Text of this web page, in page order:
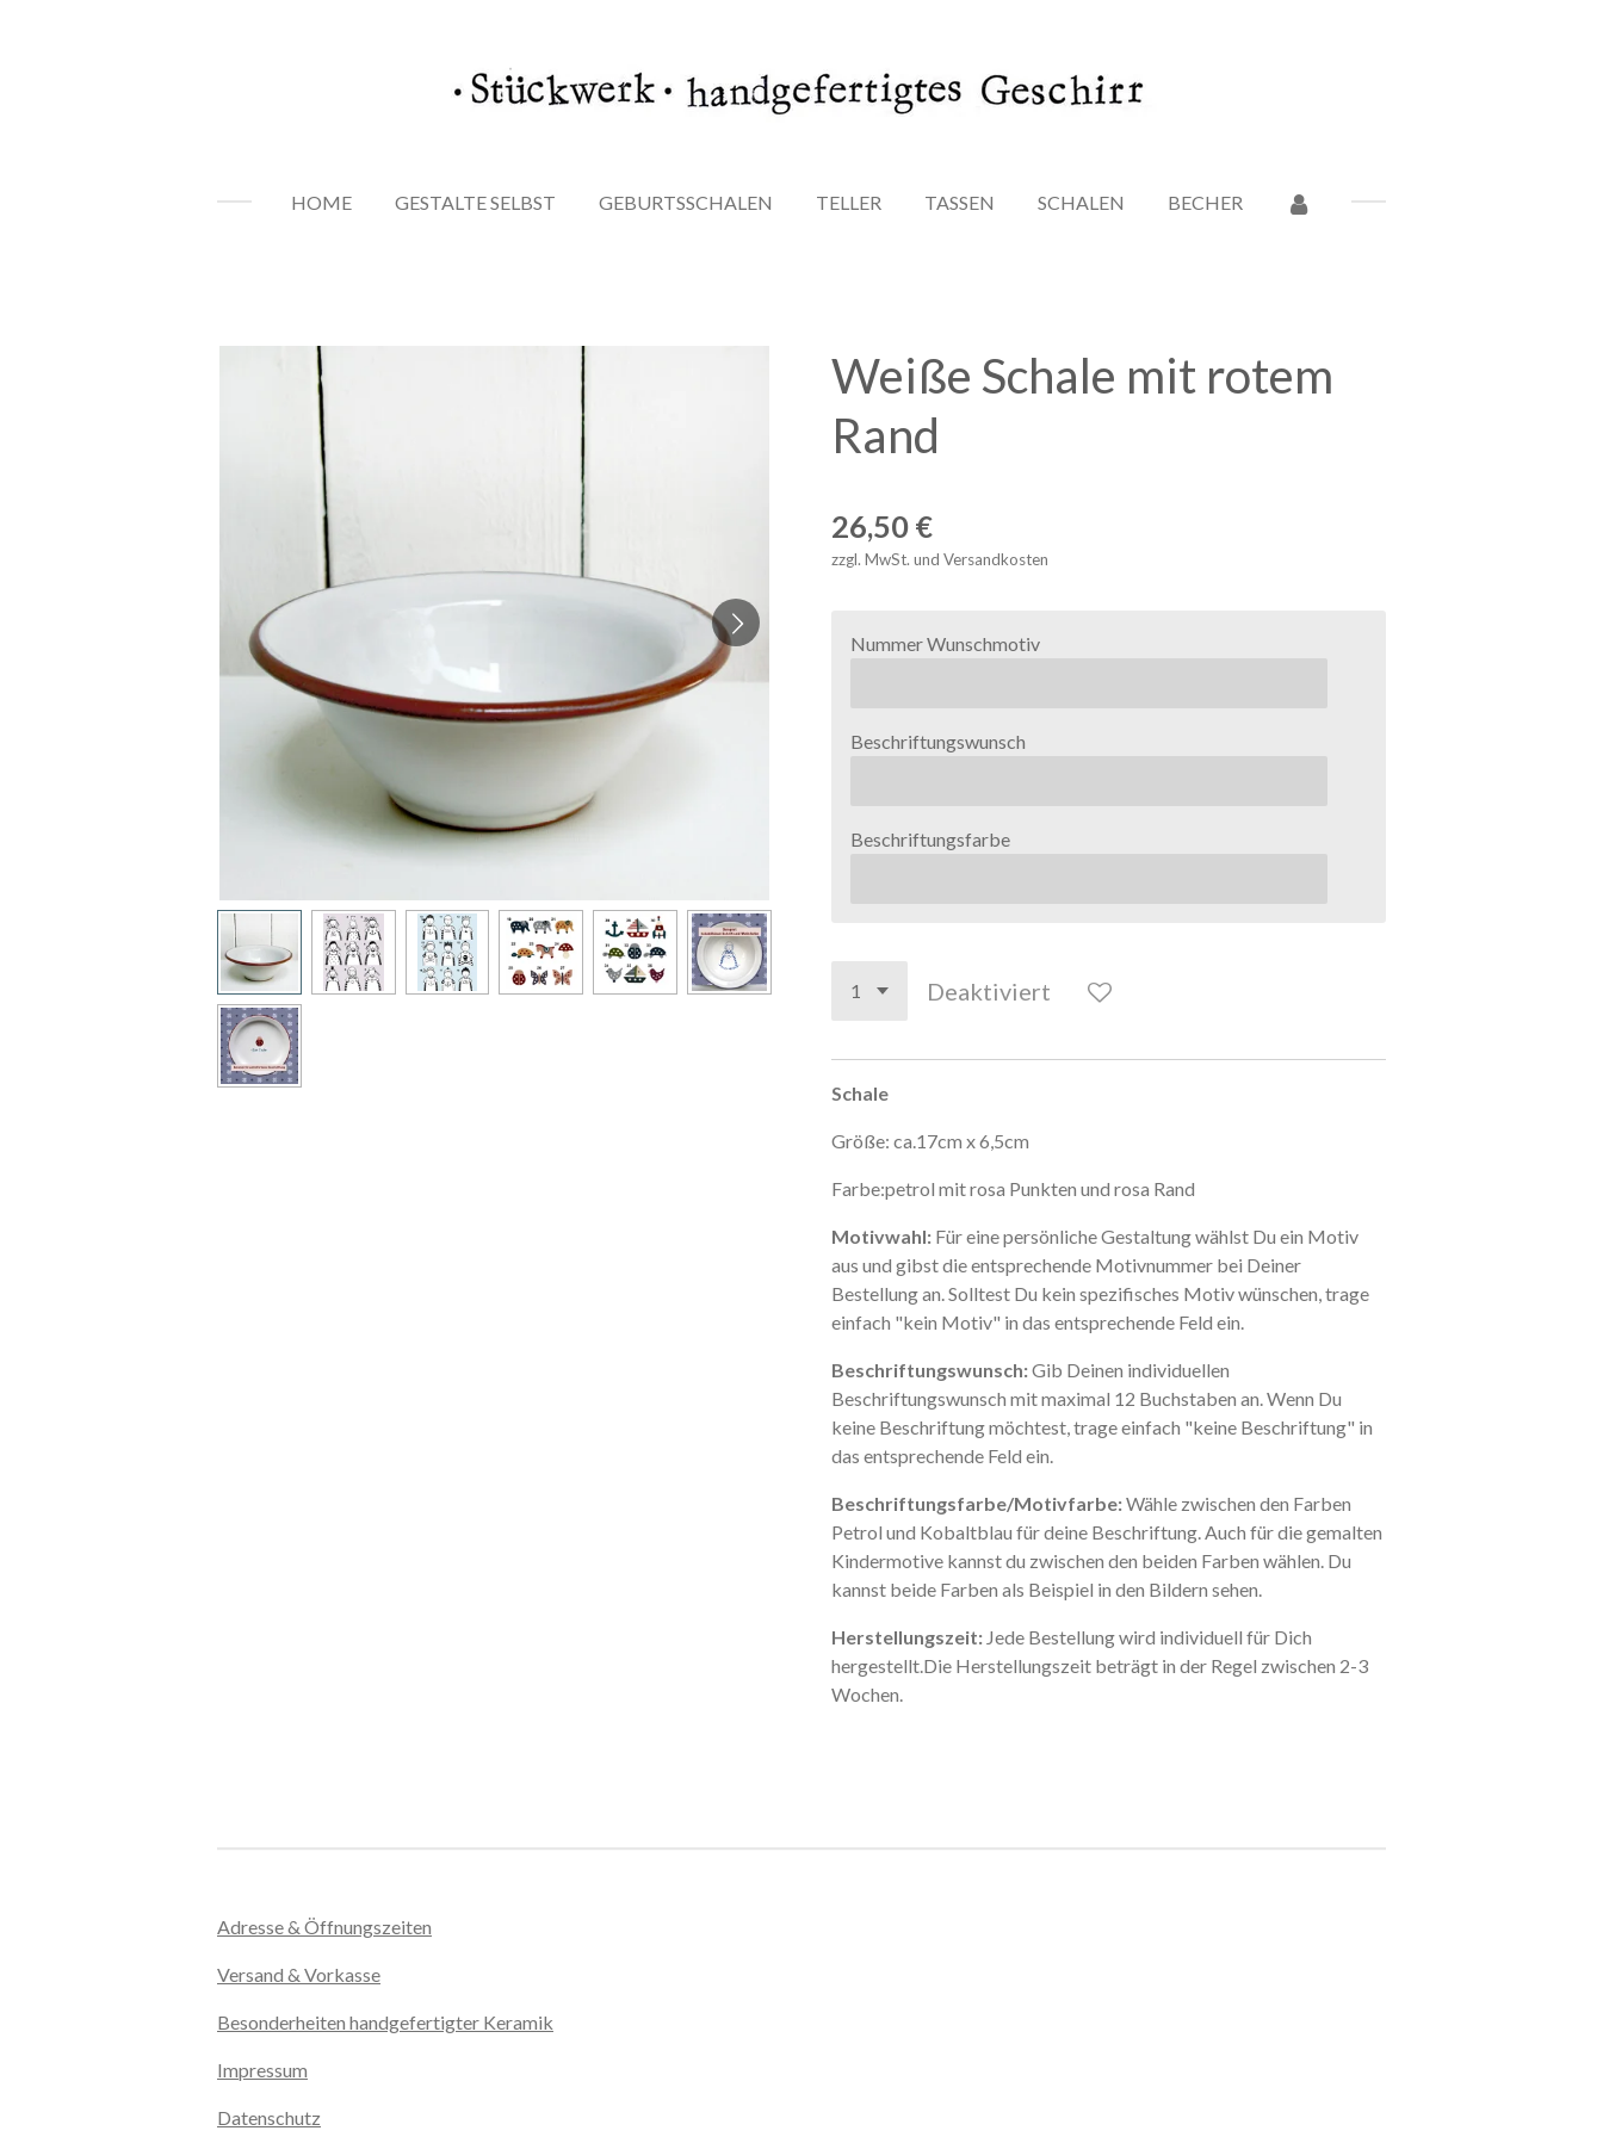
HOME GESTALTE SELBST GEBURTSSCHALEN TELLER TASSEN SCHALEN BECHER
Weiße Schale mit rotem
Rand
26,50 €
zzgl. MwSt. und Versandkosten
Nummer Wunschmotiv
Beschriftungswunsch
Beschriftungsfarbe
Deaktiviert
Schale
Größe: ca.17cm x 6,5cm
Farbe:petrol mit rosa Punkten und rosa Rand
Motivwahl: Für eine persönliche Gestaltung wählst Du ein Motiv
aus und gibst die entsprechende Motivnummer bei Deiner
Bestellung an. Solltest Du kein spezifisches Motiv wünschen, trage
einfach "kein Motiv" in das entsprechende Feld ein.
Beschriftungswunsch:Gib Deinen individuellen
Beschriftungswunsch mit maximal 12 Buchstaben an. Wenn Du
keine Beschriftung möchtest, trage einfach "keine Beschriftung" in
das entsprechende Feld ein.
Beschriftungsfarbe/Motivfarbe:Wähle zwischen den Farben
Petrol und Kobaltblau für deine Beschriftung. Auch für die gemalten
Kindermotive kannst du zwischen den beiden Farben wählen. Du
kannst beide Farben als Beispiel in den Bildern sehen.
Herstellungszeit: Jede Bestellung wird individuell für Dich
hergestellt.Die Herstellungszeit beträgt in der Regel zwischen 2-3
Wochen.
Adresse & Öffnungszeiten
Versand & Vorkasse
Besonderheiten handgefertigter Keramik
Impressum
Datenschutz